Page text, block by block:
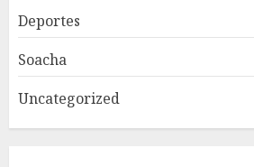
Deportes
Soacha
Uncategorized